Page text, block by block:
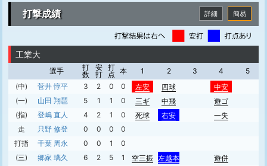
打撃成績 簡易
詳細
工業大
選手
打
数
安
打
打
点 本 1 2 3 4
5
(中)
菅井 惇平 3 2 0 0 左安 四球 中安
(一)
山田 翔琶 5 1 1 0 三ギ 中飛 遊ゴ
(指)
登嶋 直人 4 2 1 0 死球 右安 一失
走
只野 修登 0 0 0
0
打指
千葉 周永 0 0 1
0
(三)
郷家 璃久 6 2 5 1 空三振 左越本 遊併